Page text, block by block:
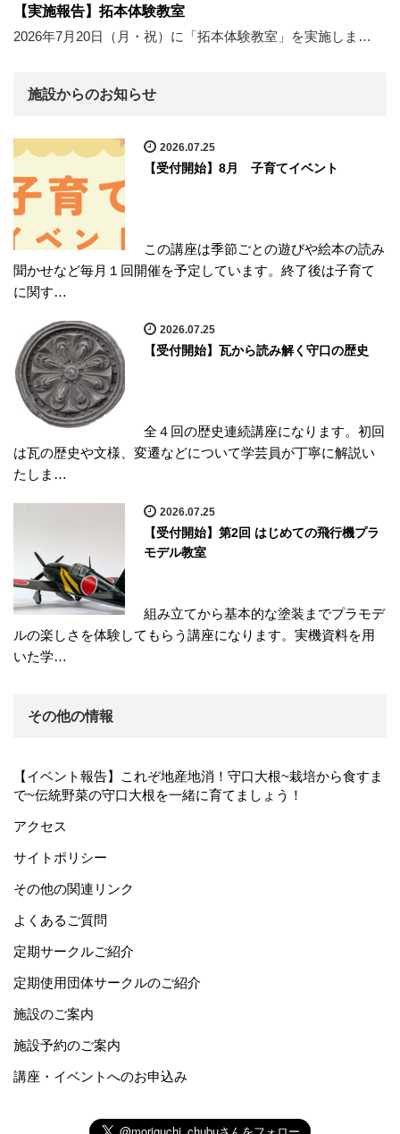
【実施報告】拓本体験教室
2026年7月20日（月・祝）に「拓本体験教室」を実施しま…
施設からのお知らせ
2026.07.25
【受付開始】8月 子育てイベント
この講座は季節ごとの遊びや絵本の読み
聞かせなど毎月１回開催を予定しています。終了後は子育て
に関す…
2026.07.25
【受付開始】瓦から読み解く守口の歴史
全４回の歴史連続講座になります。初回
は瓦の歴史や文様、変遷などについて学芸員が丁寧に解説い
たしま…
2026.07.25
【受付開始】第2回 はじめての飛行機プラ
モデル教室
組み立てから基本的な塗装までプラモデ
ルの楽しさを体験してもらう講座になります。実機資料を用
いた学…
その他の情報
【イベント報告】これぞ地産地消！守口大根~栽培から食すま
で~伝統野菜の守口大根を一緒に育てましょう！
アクセス
サイトポリシー
その他の関連リンク
よくあるご質問
定期サークルご紹介
定期使用団体サークルのご紹介
施設のご案内
施設予約のご案内
講座・イベントへのお申込み